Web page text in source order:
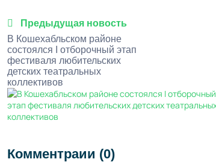
Предыдущая новость
В Кошехабльском районе
состоялся I отборочный этап
фестиваля любительских
детских театральных
коллективов
Комментраии (0)